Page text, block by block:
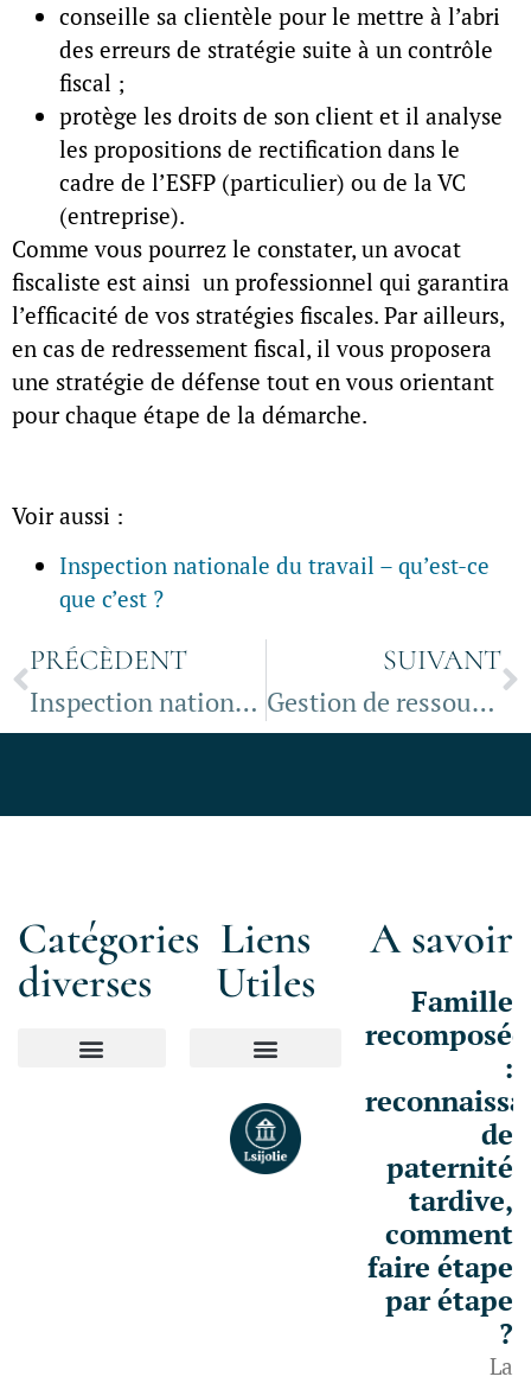
conseille sa clientèle pour le mettre à l’abri
des erreurs de stratégie suite à un contrôle
fiscal ;
protège les droits de son client et il analyse
les propositions de rectification dans le
cadre de l’ESFP (particulier) ou de la VC
(entreprise).
Comme vous pourrez le constater, un avocat
fiscaliste est ainsi un professionnel qui garantira
l’efficacité de vos stratégies fiscales. Par ailleurs,
en cas de redressement fiscal, il vous proposera
une stratégie de défense tout en vous orientant
pour chaque étape de la démarche.
Voir aussi :
Inspection nationale du travail – qu’est-ce
que c’est ?
PRÉCÈDENT
Inspection nationale du travail – qu’est-ce que c’est ?
SUIVANT
Gestion de ressources humaines: fonctions et enjeux
Catégories
diverses
Liens
Utiles
A savoir
Famille
recomposée
:
de
paternité
tardive,
comment
faire étape
par étape
?
La